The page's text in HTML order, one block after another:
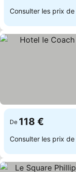
Consulter les prix de
De 118 €
Consulter les prix de